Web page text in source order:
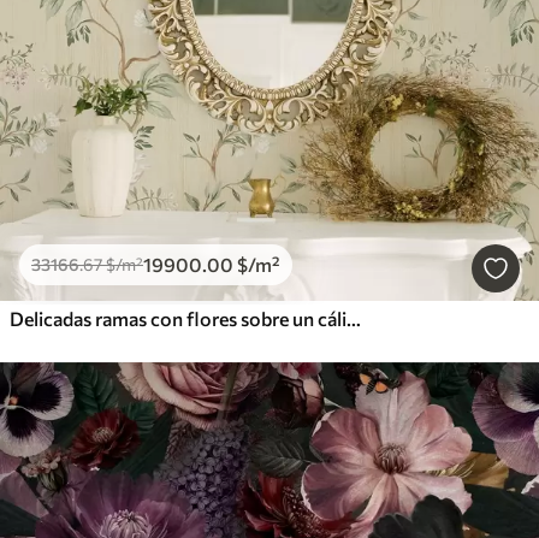
33166.67$/m²19900.00 $/m²
Delicadas ramas con flores sobre un cálido fondo color crema